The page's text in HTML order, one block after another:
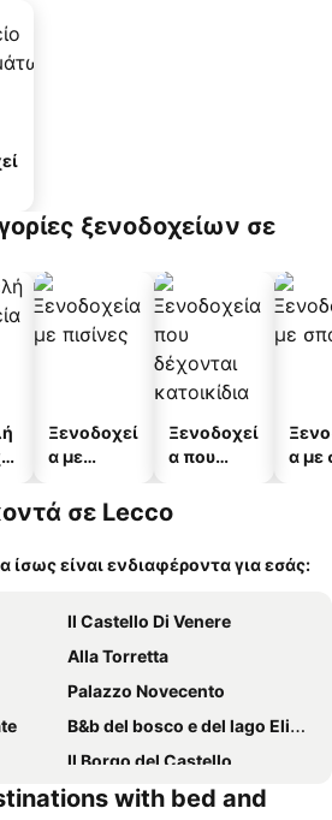
ξενοδοχείων σε
Ξενοδοχεί
α με
Ξενοδοχεί
α που
κατοικίδι
α με
σε Lecco
είναι ενδιαφέροντα για εσάς:
Il Castello Di Venere
Alla Torretta
Palazzo Novecento
B&b del bosco e del lago Elimar
Il Borgo del Castello
B&B Lambroriver
with bed and